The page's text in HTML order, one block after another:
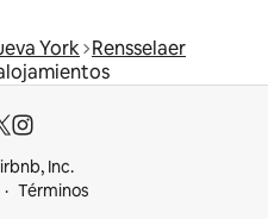
York Rensselaer
Inc.
Términos